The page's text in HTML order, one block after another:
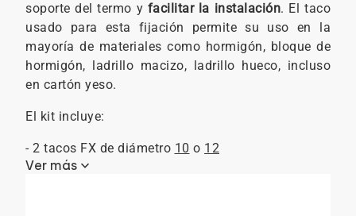
soporte del termo y facilitar la instalación. El taco
usado para esta fijación permite su uso en la
mayoría de materiales como hormigón, bloque de
hormigón, ladrillo macizo, ladrillo hueco, incluso
en cartón yeso.
El kit incluye:
- 2 tacos FX de diámetro 10 o 12
Ver más keyboard_arrow_down